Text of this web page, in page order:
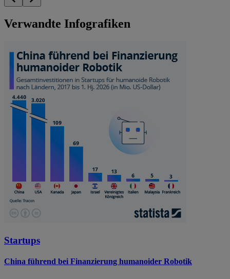
Verwandte Infografiken
Startups
China führend bei Finanzierung humanoider Robotik